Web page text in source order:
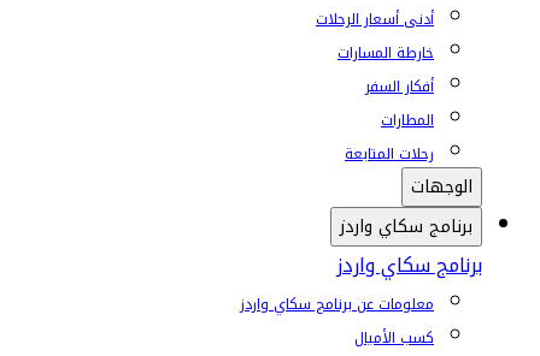
أدنى أسعار الرحلات
خارطة المسارات
أفكار السفر
المطارات
رحلات المتابعة
الوجهات
برنامج سكاي واردز
برنامج سكاي واردز
معلومات عن برنامج سكاي واردز
كسب الأميال